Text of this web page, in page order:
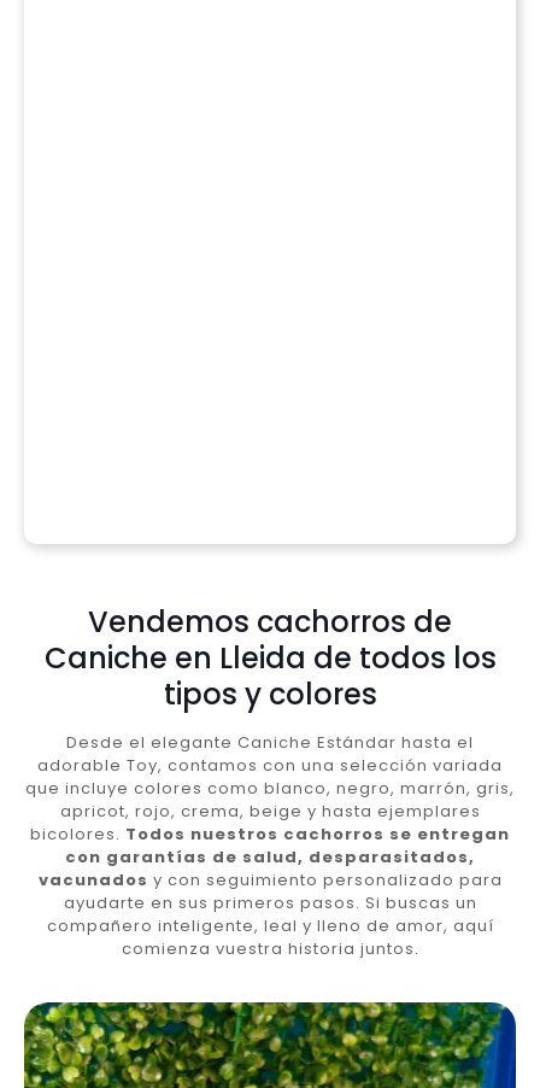
Vendemos cachorros de
Caniche en Lleida de todos los
tipos y colores
Desde el elegante Caniche Estándar hasta el
adorable Toy, contamos con una selección variada
que incluye colores como blanco, negro, marrón, gris,
apricot, rojo, crema, beige y hasta ejemplares
bicolores. Todos nuestros cachorros se entregan
con garantías de salud, desparasitados,
vacunados y con seguimiento personalizado para
ayudarte en sus primeros pasos. Si buscas un
compañero inteligente, leal y lleno de amor, aquí
comienza vuestra historia juntos.